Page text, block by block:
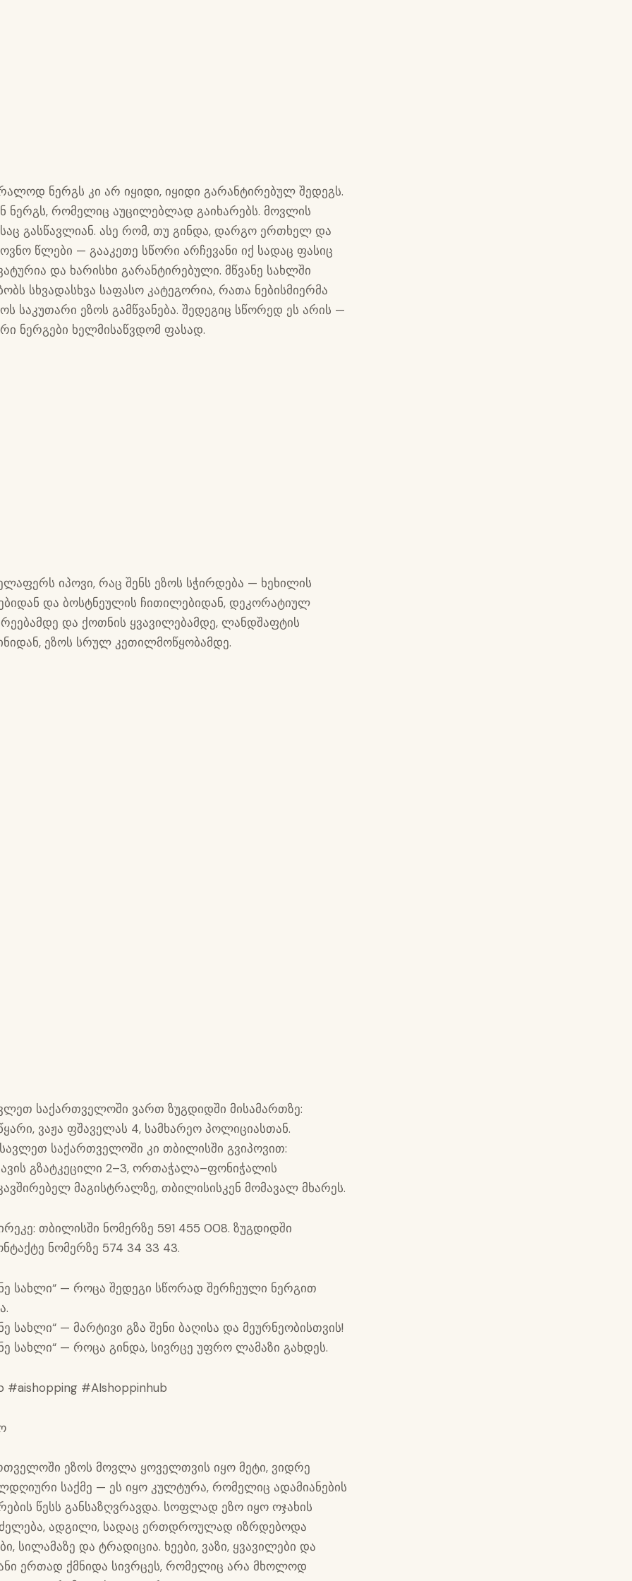
ნერგს კი არ იყიდი, იყიდი გარანტირებულ შედეგს.
ნერგს, რომელიც აუცილებლად გაიხარებს. მოვლის
გასწავლიან. ასე რომ, თუ გინდა, დარგო ერთხელ და
წლები — გააკეთე სწორი არჩევანი იქ სადაც ფასიც
და ხარისხი გარანტირებული. მწვანე სახლში
სხვადასხვა საფასო კატეგორია, რათა ნებისმიერმა
საკუთარი ეზოს გამწვანება. შედეგიც სწორედ ეს არის —
ნერგები ხელმისაწვდომ ფასად.
იპოვი, რაც შენს ეზოს სჭირდება — ხეხილის
და ბოსტნეულის ჩითილებიდან, დეკორატიულ
და ქოთნის ყვავილებამდე, ლანდშაფტის
ეზოს სრულ კეთილმოწყობამდე.
საქართველოში ვართ ზუგდიდში მისამართზე:
ვაჟა ფშაველას 4, სამხარეო პოლიციასთან.
საქართველოში კი თბილისში გვიპოვით:
გზატკეცილი 2–3, ორთაჭალა–ფონიჭალის
მაგისტრალზე, თბილისისკენ მომავალ მხარეს.
თბილისში ნომერზე 591 455 008. ზუგდიდში
ნომერზე 574 34 33 43.
სახლი“ — როცა შედეგი სწორად შერჩეული ნერგით
სახლი“ — მარტივი გზა შენი ბაღისა და მეურნეობისთვის!
სახლი“ — როცა გინდა, სივრცე უფრო ლამაზი გახდეს.
#aishopping #AIshoppinhub
ეზოს მოვლა ყოველთვის იყო მეტი, ვიდრე
საქმე — ეს იყო კულტურა, რომელიც ადამიანების
წესს განსაზღვრავდა. სოფლად ეზო იყო ოჯახის
ადგილი, სადაც ერთდროულად იზრდებოდა
სილამაზე და ტრადიცია. ხეები, ვაზი, ყვავილები და
ერთად ქმნიდა სივრცეს, რომელიც არა მხოლოდ